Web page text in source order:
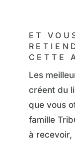
ET
CETTE
Les
créent du
que vous
famille
à recevoir,